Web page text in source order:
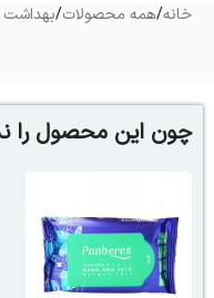
خانه/همه محصولات/بهداشت
چون این محصول را